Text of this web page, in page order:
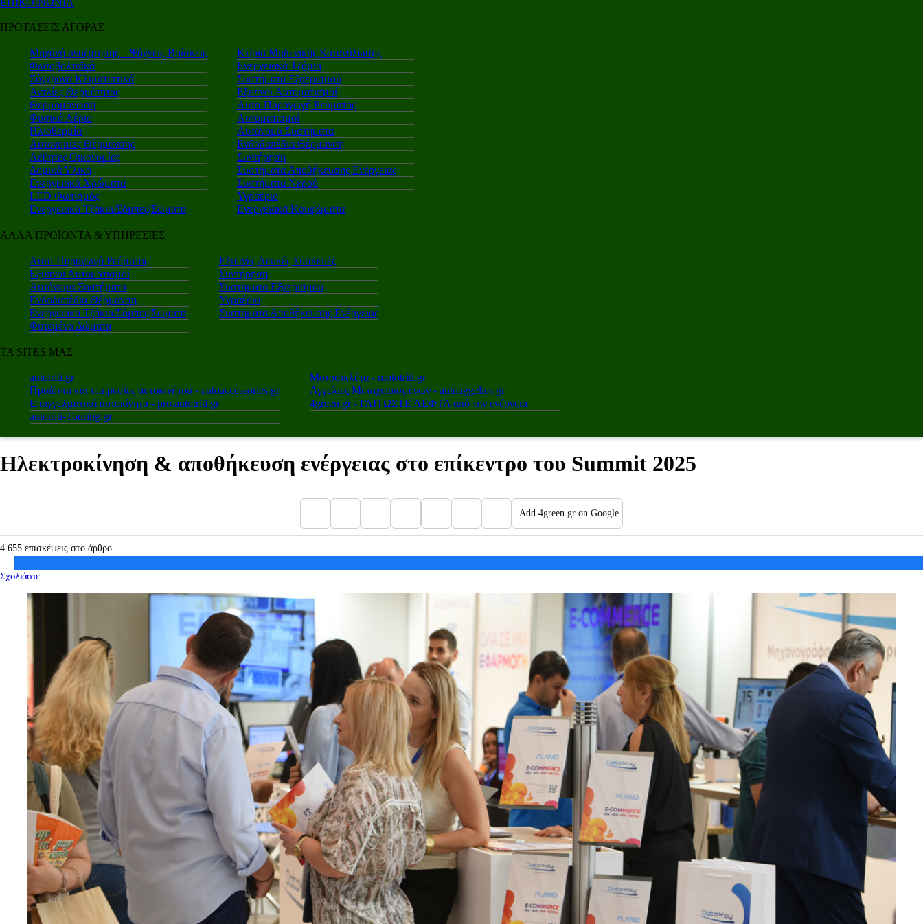
ΕΠΙΚΟΙΝΩΝΙΑ
ΠΡΟΤΑΣΕΙΣ ΑΓΟΡΑΣ
Μηχανή αναζήτησης – Ψάχνεις-Βρίσκεις
Φωτοβολταϊκά
Σύγχρονα Κλιματιστικά
Αντλίες Θερμότητας
Θερμομόνωση
Φυσικό Αέριο
Ηλιοθερμία
Αυτονομίες Θέρμανσης
Λέβητες Οικονομίας
Δομικά Υλικά
Ενεργειακά Χρώματα
LED Φωτισμός
Ενεργειακά Τζάκια/Σόμπες/Σώματα
Κτίρια Μηδενικής Κατανάλωσης
Ενεργειακά Τζάμια
Συστήματα Εξαερισμού
Εξυπνοι Αυτοματισμοί
Αυτο-Παραγωγή Ρεύματος
Αυτοματισμοί
Αυτόνομα Συστήματα
Ενδοδαπέδια Θέρμανση
Συντήρηση
Συστήματα Αποθήκευσης Ενέργειας
Συστήματα Νερού
Υγραέριο
Ενεργειακά Κουφώματα
ΑΛΛΑ ΠΡΟΪΟΝΤΑ & ΥΠΗΡΕΣΙΕΣ
Αυτο-Παραγωγή Ρεύματος
Εξυπνοι Αυτοματισμοί
Αυτόνομα Συστήματα
Ενδοδαπέδια Θέρμανση
Ενεργειακά Τζάκια/Σόμπες/Σώματα
Φυτεμένα Δώματα
Εξυπνες Λευκές Συσκευές
Συντήρηση
Συστήματα Εξαερισμού
Υγραέριο
Συστήματα Αποθήκευσης Ενέργειας
ΤΑ SITES ΜΑΣ
autotriti.gr
Προϊόντα και υπηρεσίες αυτοκινήτου - autoaccessories.gr
Επαγγελματικά αυτοκίνητα - pro.autotriti.gr
autotriti-Touring.gr
Μοτοσικλέτα - mototriti.gr
Αγγελιες Μεταχειρισμένων - autoaggelies.gr
4green.gr - ΓΛΙΤΩΣΤΕ ΛΕΦΤΑ από την ενέργεια
Ηλεκτροκίνηση & αποθήκευση ενέργειας στο επίκεντρο του Summit 2025
Add 4green.gr on Google
4.655 επισκέψεις στο άρθρο
Σχολιάστε